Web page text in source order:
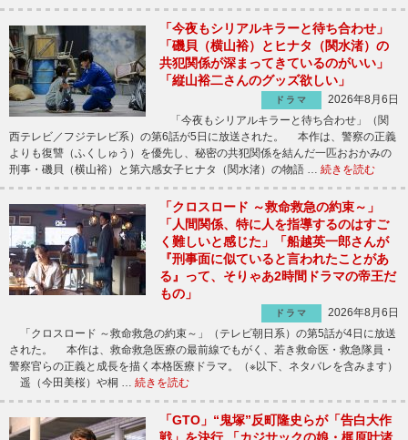
「今夜もシリアルキラーと待ち合わせ」
「磯貝（横山裕）とヒナタ（関水渚）の
共犯関係が深まってきているのがいい」
「縦山裕二さんのグッズ欲しい」
ドラマ
2026年8月6日
「今夜もシリアルキラーと待ち合わせ」（関
西テレビ／フジテレビ系）の第6話が5日に放送された。 本作は、警察の正義
よりも復讐（ふくしゅう）を優先し、秘密の共犯関係を結んだ一匹おおかみの
刑事・磯貝（横山裕）と第六感女子ヒナタ（関水渚）の物語 … 続きを読む
「クロスロード ～救命救急の約束～」
「人間関係、特に人を指導するのはすご
く難しいと感じた」「船越英一郎さんが
『刑事面に似ていると言われたことがあ
る』って、そりゃあ2時間ドラマの帝王だ
もの」
ドラマ
2026年8月6日
「クロスロード ～救命救急の約束～」（テレビ朝日系）の第5話が4日に放送
された。 本作は、救命救急医療の最前線でもがく、若き救命医・救急隊員・
警察官らの正義と成長を描く本格医療ドラマ。（※以下、ネタバレを含みます）
遥（今田美桜）や桐 … 続きを読む
「GTO」“鬼塚”反町隆史らが「告白大作
戦」を決行 「カジサックの娘・梶原叶渚